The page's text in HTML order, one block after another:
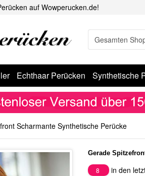
auf Wowperucken.de!
Echthaar Perücken Synthetische
Scharmante Synthetische Perücke
Gerade
8
in den